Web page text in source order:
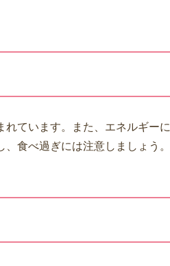
れています。また、エネルギー
食べ過ぎには注意しましょう。